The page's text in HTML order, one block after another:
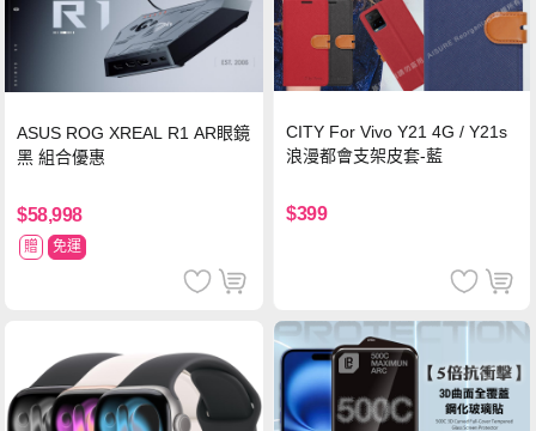
ASUS ROG XREAL R1 AR眼鏡
黑 組合優惠
$58,998
贈 免運
CITY For Vivo Y21 4G / Y21s
浪漫都會支架皮套-藍
$399